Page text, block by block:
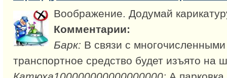
Воображение. Додумай
Комментарии:
Барк: В связи с
транспортное средство будет изъято на